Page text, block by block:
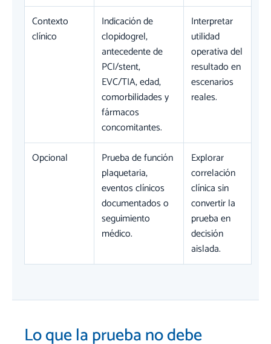
Contexto
clínico
Indicación de
clopidogrel,
antecedente de
PCI/stent,
EVC/TIA, edad,
comorbilidades y
fármacos
concomitantes.
Interpretar
utilidad
operativa del
resultado en
escenarios
reales.
Opcional
Prueba de función
plaquetaria,
eventos clínicos
documentados o
seguimiento
médico.
Explorar
correlación
clínica sin
convertir la
prueba en
decisión
aislada.
Lo que la prueba no debe